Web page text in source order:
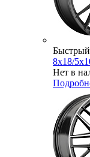
8x18/
Нет в